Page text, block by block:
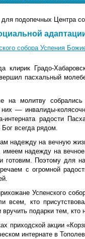
подопечных Центра
собора Успения
клирик Градо-
пасхальный
на молитву
— инвалиды-
интерната радости
всегда рядом.
надежду на вечную
надежду на
готовим. Поэтому для
с огромной
Успенского
всем, кто
подарки тем, кто
приходской акции
интернате в